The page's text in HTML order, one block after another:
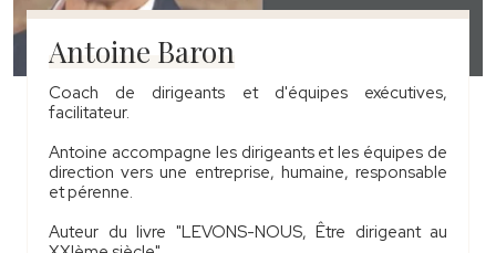
Antoine Baron
Coach de dirigeants et d'équipes exécutives,
facilitateur.
Antoine accompagne les dirigeants et les équipes de
direction vers une entreprise, humaine, responsable
et pérenne.
Auteur du livre "LEVONS-NOUS, Être dirigeant au